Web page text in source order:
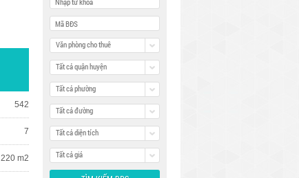
542
7
220 m2
Văn phòng cho thuê
Tất cả quận huyện
Tất cả phường
Tất cả đường
Tất cả diện tích
Tất cả giá